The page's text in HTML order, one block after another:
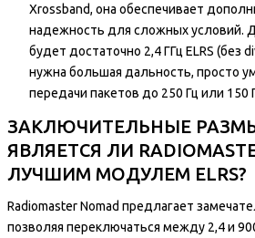
Xrossband, она обеспечивает
надежность для сложных условий.
будет достаточно 2,4 ГГц ELRS (без
нужна большая дальность, просто
передачи пакетов до 250 Гц или 150
ЗАКЛЮЧИТЕЛЬНЫЕ
ЯВЛЯЕТСЯ ЛИ
ЛУЧШИМ МОДУЛЕМ ELRS?
Radiomaster Nomad предлагает
позволяя переключаться между 2,4 и